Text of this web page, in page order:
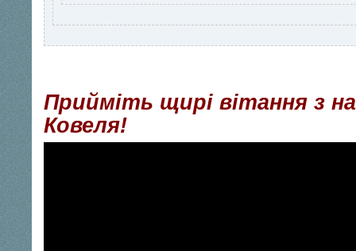
Прийміть щирі вітання з
Ковеля!